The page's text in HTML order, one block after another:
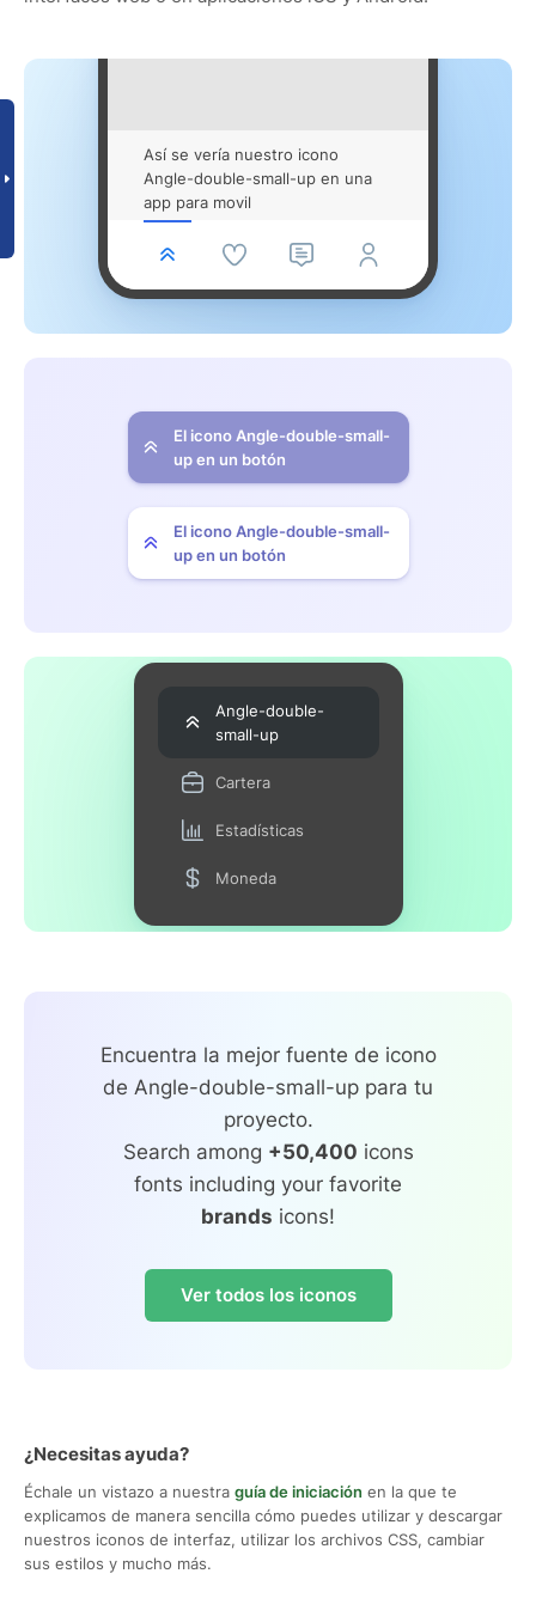
Así se vería nuestro icono
Angle-double-small-up en una
app para movil
El icono Angle-double-small-
up en un botón
El icono Angle-double-small-
up en un botón
Angle-double-
small-up
Cartera
Estadísticas
Moneda
Encuentra la mejor fuente de icono
de Angle-double-small-up para tu
proyecto.
Search among +50,400 icons
fonts including your favorite
brands icons!
Ver todos los iconos
¿Necesitas ayuda?
Échale un vistazo a nuestra guía de iniciación en la que te
explicamos de manera sencilla cómo puedes utilizar y descargar
nuestros iconos de interfaz, utilizar los archivos CSS, cambiar
sus estilos y mucho más.